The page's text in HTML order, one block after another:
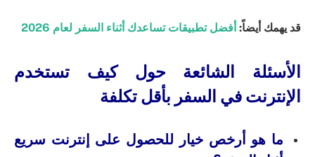
قد يهمك أيضاً: أفضل تطبيقات تساعدك أثناء السفر لعام 2026
الأسئلة الشائعة حول كيف تستخدم
الإنترنت في السفر بأقل تكلفة
ما هو أرخص خيار للحصول على إنترنت سريع